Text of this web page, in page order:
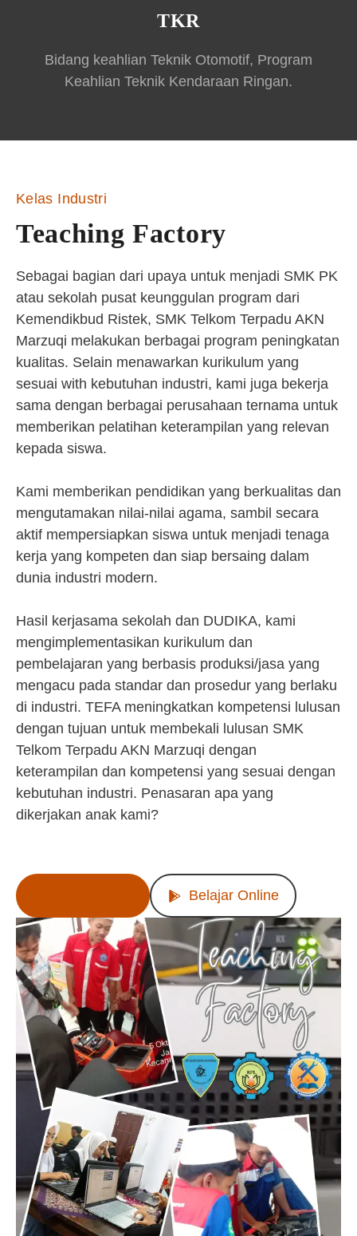
TKR
Bidang keahlian Teknik Otomotif, Program
Keahlian Teknik Kendaraan Ringan.
Kelas Industri
Teaching Factory
Sebagai bagian dari upaya untuk menjadi SMK PK
atau sekolah pusat keunggulan program dari
Kemendikbud Ristek, SMK Telkom Terpadu AKN
Marzuqi melakukan berbagai program peningkatan
kualitas. Selain menawarkan kurikulum yang
sesuai with kebutuhan industri, kami juga bekerja
sama dengan berbagai perusahaan ternama untuk
memberikan pelatihan keterampilan yang relevan
kepada siswa.
Kami memberikan pendidikan yang berkualitas dan
mengutamakan nilai-nilai agama, sambil secara
aktif mempersiapkan siswa untuk menjadi tenaga
kerja yang kompeten dan siap bersaing dalam
dunia industri modern.
Hasil kerjasama sekolah dan DUDIKA, kami
mengimplementasikan kurikulum dan
pembelajaran yang berbasis produksi/jasa yang
mengacu pada standar dan prosedur yang berlaku
di industri. TEFA meningkatkan kompetensi lulusan
dengan tujuan untuk membekali lulusan SMK
Telkom Terpadu AKN Marzuqi dengan
keterampilan dan kompetensi yang sesuai dengan
kebutuhan industri. Penasaran apa yang
dikerjakan anak kami?
Belajar Online